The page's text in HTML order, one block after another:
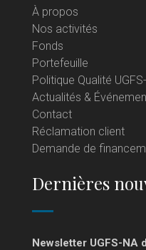
À propos
Nos activités
Fonds
Portefeuille
Politique Qualité
Actualités &
Contact
Réclamation client
Demande de
Dernières
Newsletter UGFS-NA